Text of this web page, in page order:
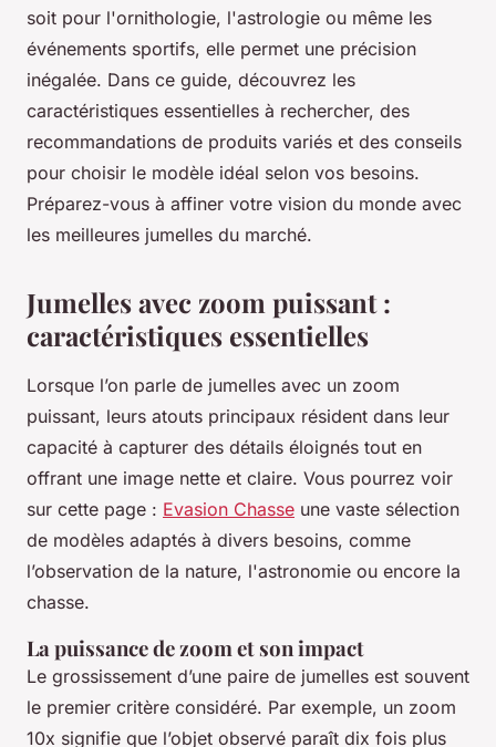
soit pour l'ornithologie, l'astrologie ou même les
événements sportifs, elle permet une précision
inégalée. Dans ce guide, découvrez les
caractéristiques essentielles à rechercher, des
recommandations de produits variés et des conseils
pour choisir le modèle idéal selon vos besoins.
Préparez-vous à affiner votre vision du monde avec
les meilleures jumelles du marché.
Jumelles avec zoom puissant :
caractéristiques essentielles
Lorsque l’on parle de jumelles avec un zoom
puissant, leurs atouts principaux résident dans leur
capacité à capturer des détails éloignés tout en
offrant une image nette et claire. Vous pourrez voir
sur cette page : Evasion Chasse une vaste sélection
de modèles adaptés à divers besoins, comme
l’observation de la nature, l'astronomie ou encore la
chasse.
La puissance de zoom et son impact
Le grossissement d’une paire de jumelles est souvent
le premier critère considéré. Par exemple, un zoom
10x signifie que l’objet observé paraît dix fois plus